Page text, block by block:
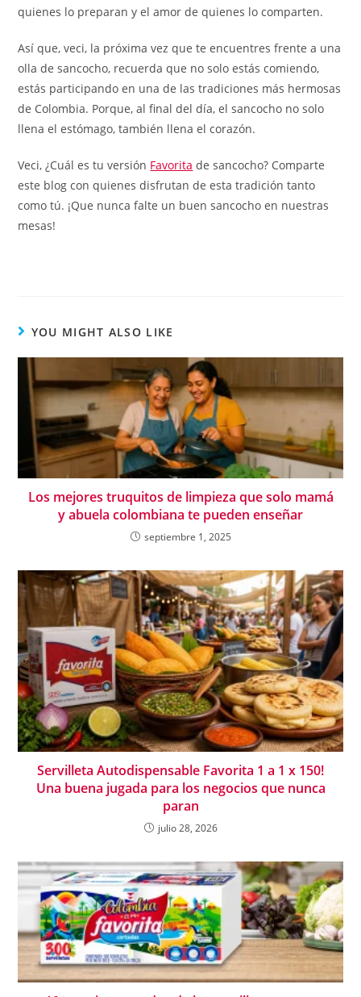
quienes lo preparan y el amor de quienes lo comparten.
Así que, veci, la próxima vez que te encuentres frente a una
olla de sancocho, recuerda que no solo estás comiendo,
estás participando en una de las tradiciones más hermosas
de Colombia. Porque, al final del día, el sancocho no solo
llena el estómago, también llena el corazón.
Veci, ¿Cuál es tu versión Favorita de sancocho? Comparte
este blog con quienes disfrutan de esta tradición tanto
como tú. ¡Que nunca falte un buen sancocho en nuestras
mesas!
YOU MIGHT ALSO LIKE
Los mejores truquitos de limpieza que solo mamá
y abuela colombiana te pueden enseñar
septiembre 1, 2025
Servilleta Autodispensable Favorita 1 a 1 x 150!
Una buena jugada para los negocios que nunca
paran
julio 28, 2026